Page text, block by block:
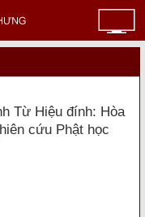
Từ Hiệu đính: Hòa
cứu Phật học